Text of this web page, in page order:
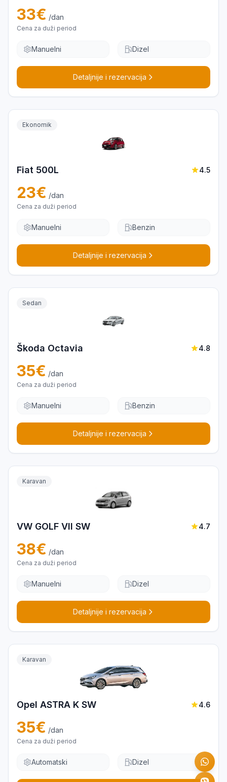
33€ /dan
Cena za duži period
Manuelni Dizel
Detaljnije i rezervacija
Ekonomik
Fiat 500L 4.5
23€ /dan
Cena za duži period
Manuelni Benzin
Detaljnije i rezervacija
Sedan
Škoda Octavia 4.8
35€ /dan
Cena za duži period
Manuelni Benzin
Detaljnije i rezervacija
Karavan
VW GOLF VII SW 4.7
38€ /dan
Cena za duži period
Manuelni Dizel
Detaljnije i rezervacija
Karavan
Opel ASTRA K SW 4.6
35€ /dan
Cena za duži period
Automatski Dizel